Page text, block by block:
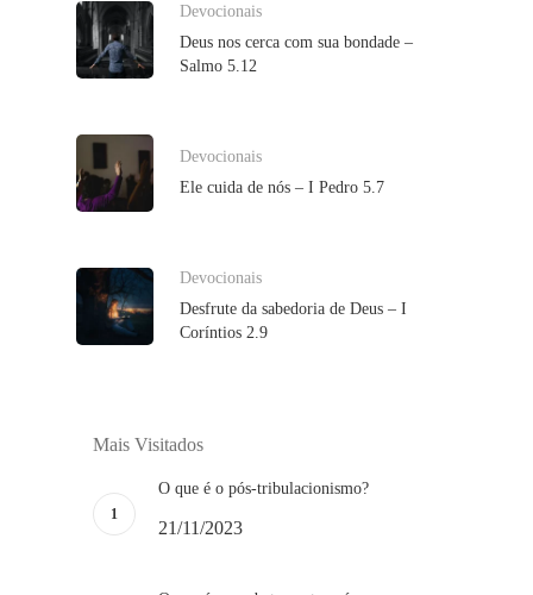
Devocionais
Deus nos cerca com sua bondade –
Salmo 5.12
Devocionais
Ele cuida de nós – I Pedro 5.7
Devocionais
Desfrute da sabedoria de Deus – I
Coríntios 2.9
Mais Visitados
O que é o pós-tribulacionismo?
21/11/2023